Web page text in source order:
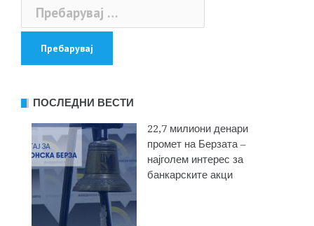
Пребарувај
за:
ПОСЛЕДНИ ВЕСТИ
22,7 милиони денари
промет на Берзата –
најголем интерес за
банкарските акци